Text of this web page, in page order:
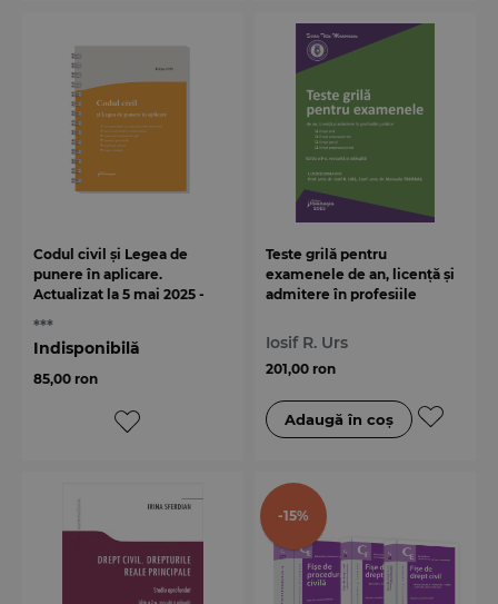
Codul civil și Legea de
punere în aplicare.
Actualizat la 5 mai 2025 -
***
Indisponibilă
85,00 ron
Teste grilă pentru
examenele de an, licență și
admitere în profesiile
Iosif R. Urs
201,00 ron
-15%